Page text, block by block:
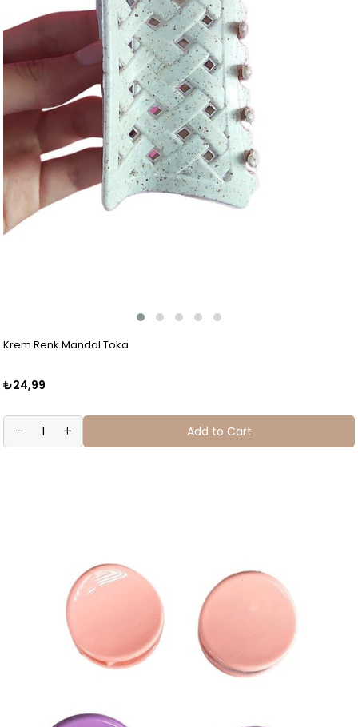
Krem Renk Mandal Toka
₺24,99
Add to Cart